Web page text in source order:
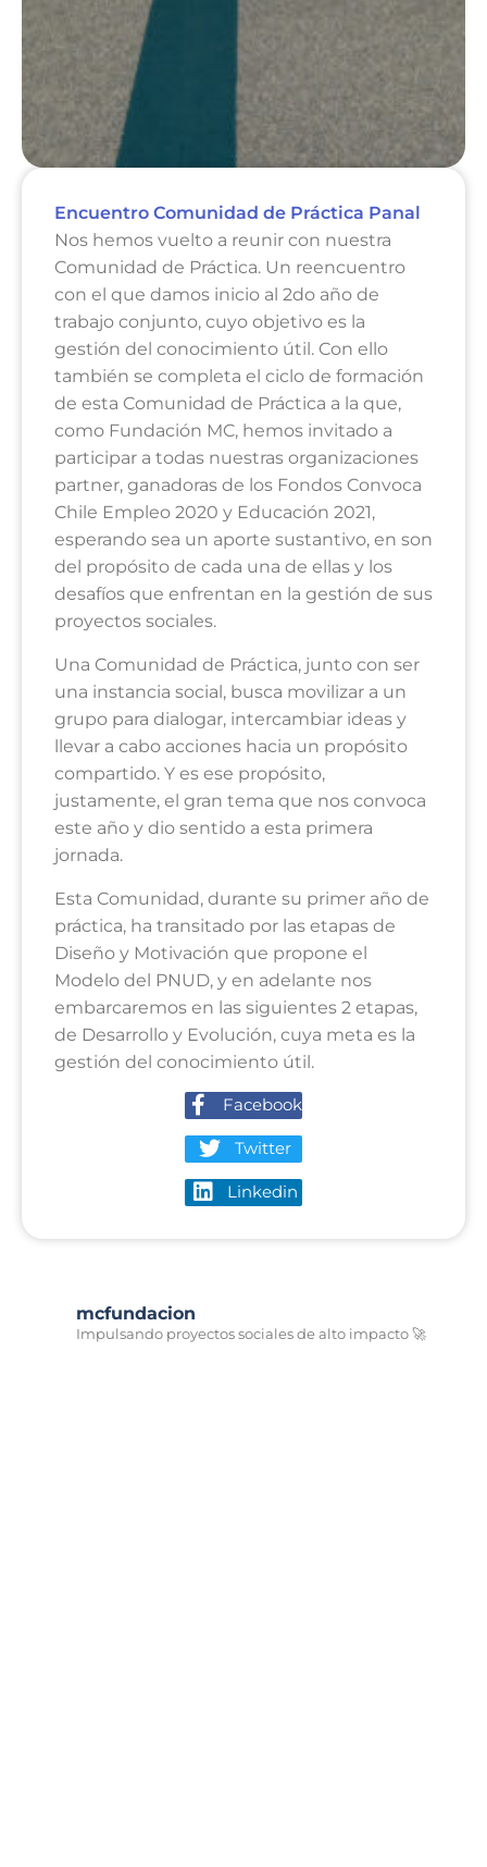
Encuentro Comunidad de Práctica Panal
Nos hemos vuelto a reunir con nuestra
Comunidad de Práctica. Un reencuentro
con el que damos inicio al 2do año de
trabajo conjunto, cuyo objetivo es la
gestión del conocimiento útil. Con ello
también se completa el ciclo de formación
de esta Comunidad de Práctica a la que,
como Fundación MC, hemos invitado a
participar a todas nuestras organizaciones
partner, ganadoras de los Fondos Convoca
Chile Empleo 2020 y Educación 2021,
esperando sea un aporte sustantivo, en son
del propósito de cada una de ellas y los
desafíos que enfrentan en la gestión de sus
proyectos sociales.
Una Comunidad de Práctica, junto con ser
una instancia social, busca movilizar a un
grupo para dialogar, intercambiar ideas y
llevar a cabo acciones hacia un propósito
compartido. Y es ese propósito,
justamente, el gran tema que nos convoca
este año y dio sentido a esta primera
jornada.
Esta Comunidad, durante su primer año de
práctica, ha transitado por las etapas de
Diseño y Motivación que propone el
Modelo del PNUD, y en adelante nos
embarcaremos en las siguientes 2 etapas,
de Desarrollo y Evolución, cuya meta es la
gestión del conocimiento útil.
Facebook
Twitter
Linkedin
mcfundacion
Impulsando proyectos sociales de alto impacto 🚀